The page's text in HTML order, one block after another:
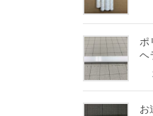
ポ
ヘ
お